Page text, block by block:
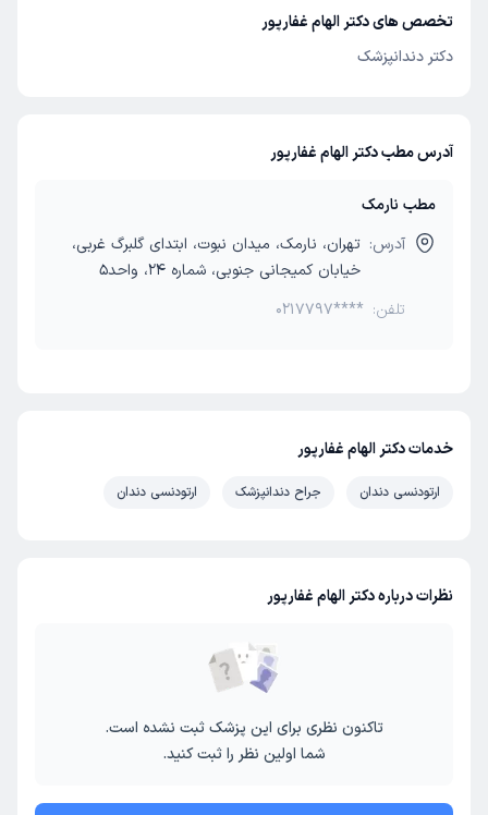
تخصص های دکتر الهام غفارپور
دکتر دندانپزشک
آدرس مطب دکتر الهام غفارپور
مطب نارمک
آدرس: تهران، نارمک، میدان نبوت، ابتدای گلبرگ غربی،
خیابان کمیجانی جنوبی، شماره 24، واحد5
تلفن: 0217797****
خدمات دکتر الهام غفارپور
ارتودنسی دندان جراح دندانپزشک ارتودنسی دندان
نظرات درباره دکتر الهام غفارپور
تاکنون نظری برای این پزشک ثبت نشده است.
شما اولین نظر را ثبت کنید.